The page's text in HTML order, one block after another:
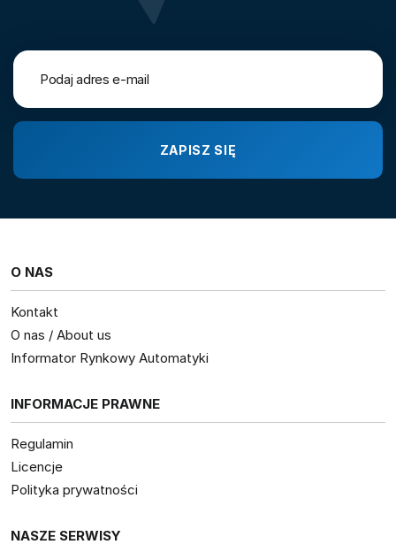
O NAS
Kontakt
O nas / About us
Informator Rynkowy Automatyki
INFORMACJE PRAWNE
Regulamin
Licencje
Polityka prywatności
NASZE SERWISY